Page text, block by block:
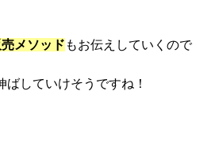
メソッド もお伝えしていくので
していけそうですね！